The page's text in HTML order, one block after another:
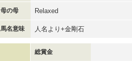
母の母 Relaxed
馬名意味 人名より+金剛石
総賞金